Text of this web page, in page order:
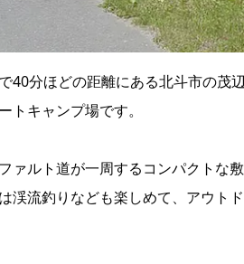
40分ほどの距離にある北斗市の茂
トキャンプ場です。
ァルト道が一周するコンパクトな
渓流釣りなども楽しめて、アウト